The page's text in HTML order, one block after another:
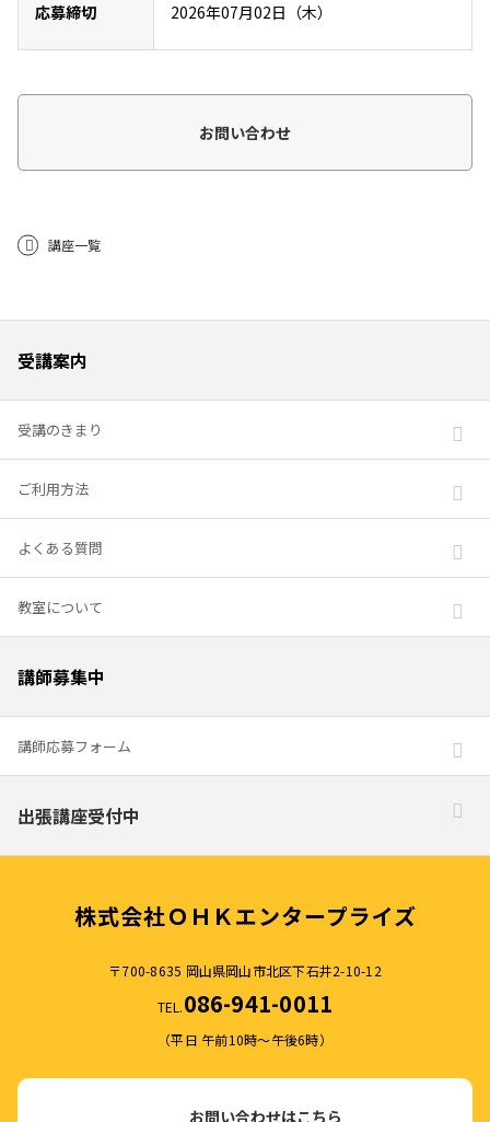
応募締切 2026年07月02日（木）
お問い合わせ
講座一覧
株式会社ＯＨＫエンタープライズ
〒700-8635 岡山県岡山市北区下石井2-10-12
TEL.086-941-0011
（平日 午前10時～午後6時）
お問い合わせはこちら
受講案内
受講のきまり
ご利用方法
よくある質問
教室について
講師募集中
講師応募フォーム
出張講座受付中